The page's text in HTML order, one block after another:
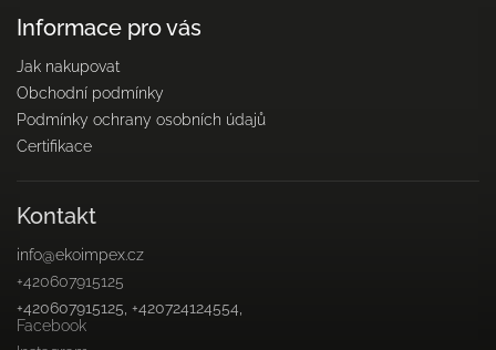
Informace pro vás
Jak nakupovat
Obchodní podmínky
Podmínky ochrany osobních údajů
Certifikace
Kontakt
info@ekoimpex.cz
+420607915125
+420607915125, +420724124554,
Facebook